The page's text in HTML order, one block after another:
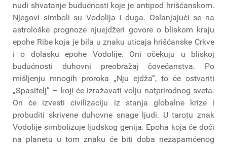
nudi shvatanje budućnosti koje je antipod hrišćanskom.
Njegovi simboli su Vodolija i duga. Oslanjajući se na
astrološke prognoze njuejdžeri govore o bliskom kraju
epohe Ribe koja je bila u znaku uticaja hrišćanske Crkve
i o dolasku epohe Vodolije. Oni očekuju u bliskoj
budućnosti duhovni preobražaj čovečanstva. Po
mišljenju mnogih proroka „Nju ejdža”, to će ostvariti
„Spasitelj” – koji će izražavati volju natprirodnog sveta.
On će izvesti civilizaciju iz stanja globalne krize i
probuditi skrivene duhovne snage ljudi. U tarotu znak
Vodolije simbolizuje ljudskog genija. Epoha koja će doći
na planetu u tom znaku će biti doba nezapamćenog